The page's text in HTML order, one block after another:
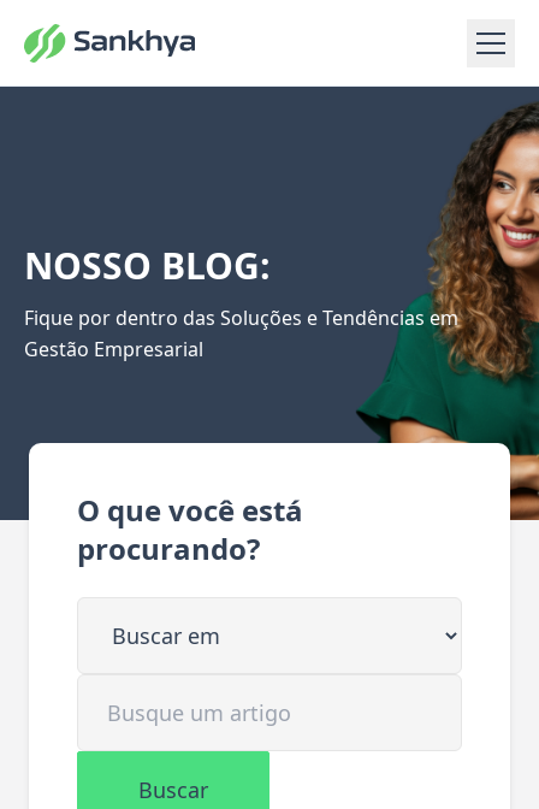
NOSSO BLOG:
Fique por dentro das Soluções e Tendências em
Gestão Empresarial
O que você está
procurando?
Buscar